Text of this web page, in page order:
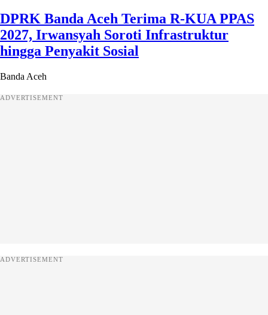
DPRK Banda Aceh Terima R-KUA PPAS
2027, Irwansyah Soroti Infrastruktur
hingga Penyakit Sosial
Banda Aceh
ADVERTISEMENT
ADVERTISEMENT